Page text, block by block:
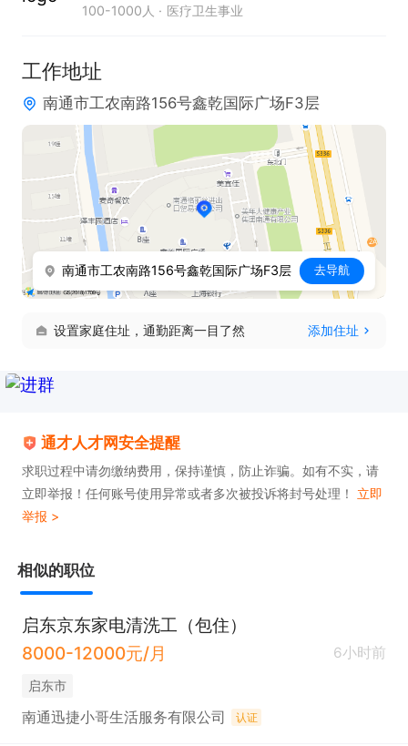
100-1000人 医疗卫生事业
工作地址
南通市工农南路156号鑫乾国际广场F3层
南通市工农南路156号鑫乾国际广场F3层 去导航
设置家庭住址，通勤距离一目了然 添加住址
通才人才网安全提醒
求职过程中请勿缴纳费用，保持谨慎，防止诈骗。如有不实，请
立即举报！任何账号使用异常或者多次被投诉将封号处理！ 立即
举报 >
相似的职位
启东京东家电清洗工（包住）
8000-12000元/月
6小时前
启东市
南通迅捷小哥生活服务有限公司 认证